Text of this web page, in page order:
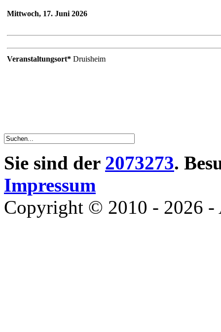
Mittwoch, 17. Juni 2026
Veranstaltungsort* Druisheim
Sie sind der 2073273.
Impressum
Copyright © 2010 - 2026 -